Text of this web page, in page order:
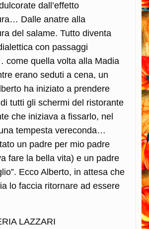
dall’effetto
Dalle anatre alla
del salame. Tutto diventa
con passaggi
come quella volta alla Madia
erano seduti a cena, un
ha iniziato a prendere
tutti gli schermi del ristorante
che iniziava a fissarlo, nel
tempesta vereconda…
un padre per mio padre
fare la bella vita) e un padre
Ecco Alberto, in attesa che
lo faccia ritornare ad essere
LAZZARI